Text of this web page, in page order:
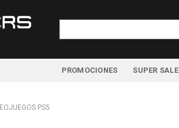
PROMOCIONES SUPER SALE
PS5